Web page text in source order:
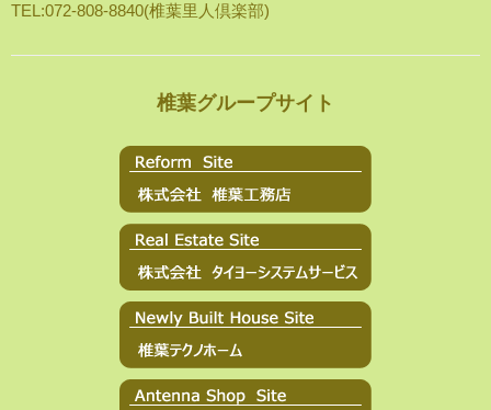
TEL:072-808-8840(椎葉里人倶楽部)
椎葉グループサイト